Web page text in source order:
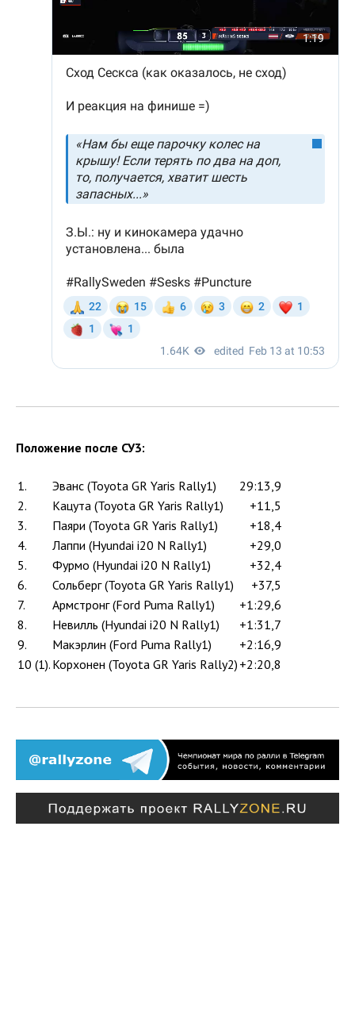
Положение после СУ3:
1. Эванс (Toyota GR Yaris Rally1)
29:13,9
2.
Кацута (Toyota GR Yaris Rally1)
+11,5
3.
Паяри (Toyota GR Yaris Rally1)
+18,4
4.
Лаппи (Hyundai i20 N Rally1)
+29,0
5.
Фурмо (Hyundai i20 N Rally1)
+32,4
6.
Сольберг (Toyota GR Yaris Rally1)
+37,5
7.
Армстронг (Ford Puma Rally1)
+1:29,6
8.
Невилль (Hyundai i20 N Rally1)
+1:31,7
9.
Макэрлин (Ford Puma Rally1)
+2:16,9
10 (1). Корхонен (Toyota GR Yaris Rally2) +2:20,8